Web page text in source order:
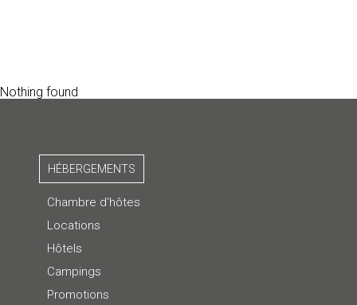
Nothing found
HÉBERGEMENTS
Chambre d’hôtes
Locations
Hôtels
Campings
Promotions